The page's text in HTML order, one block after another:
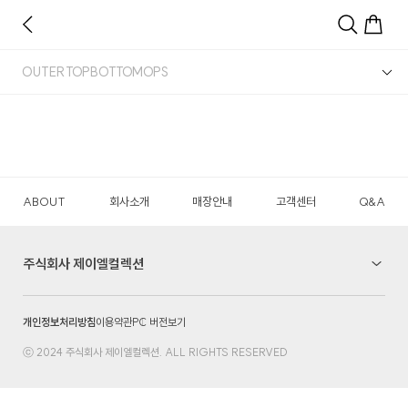
OUTERTOPBOTTOMOPS
ABOUT 회사소개 매장안내 고객센터 Q&A
주식회사 제이엘컬렉션
개인정보처리방침이용약관PC 버전보기
ⓒ 2024 주식회사 제이엘컬렉션. ALL RIGHTS RESERVED